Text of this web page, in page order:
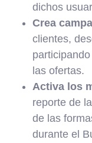
dichos
Crea
clientes,
las ofertas.
Activa los
reporte de
de las
durante el